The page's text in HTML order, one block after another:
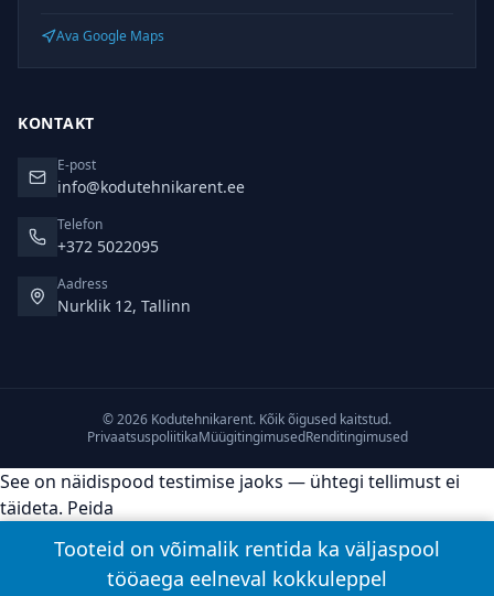
Ava Google Maps
KONTAKT
E-post
info@kodutehnikarent.ee
Telefon
+372 5022095
Aadress
Nurklik 12, Tallinn
© 2026 Kodutehnikarent. Kõik õigused kaitstud.
PrivaatsuspoliitikaMüügitingimusedRenditingimused
See on näidispood testimise jaoks — ühtegi tellimust ei
täideta. Peida
Tooteid on võimalik rentida ka väljaspool
tööaega eelneval kokkuleppel